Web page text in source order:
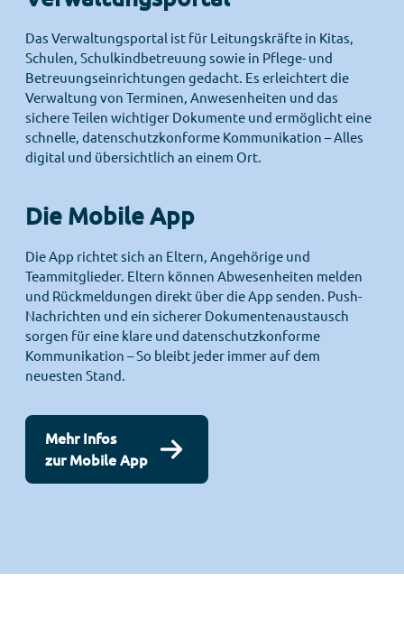
Das Verwaltungsportal ist für Leitungskräfte in Kitas,
Schulen, Schulkindbetreuung sowie in Pflege- und
Betreuungseinrichtungen gedacht. Es erleichtert die
Verwaltung von Terminen, Anwesenheiten und das
sichere Teilen wichtiger Dokumente und ermöglicht eine
schnelle, datenschutzkonforme Kommunikation – Alles
digital und übersichtlich an einem Ort.
Die Mobile App
Die App richtet sich an Eltern, Angehörige und
Teammitglieder. Eltern können Abwesenheiten melden
und Rückmeldungen direkt über die App senden. Push-
Nachrichten und ein sicherer Dokumentenaustausch
sorgen für eine klare und datenschutzkonforme
Kommunikation – So bleibt jeder immer auf dem
neuesten Stand.
Mehr Infos
zur Mobile App